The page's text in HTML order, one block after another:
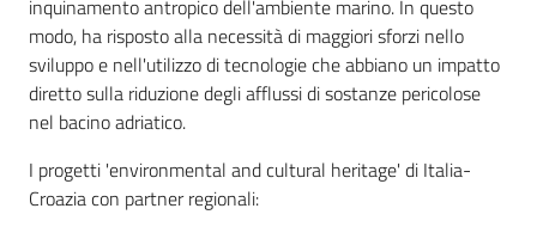
inquinamento antropico dell'ambiente marino. In questo
modo, ha risposto alla necessità di maggiori sforzi nello
sviluppo e nell'utilizzo di tecnologie che abbiano un impatto
diretto sulla riduzione degli afflussi di sostanze pericolose
nel bacino adriatico.
I progetti 'environmental and cultural heritage' di Italia-
Croazia con partner regionali: